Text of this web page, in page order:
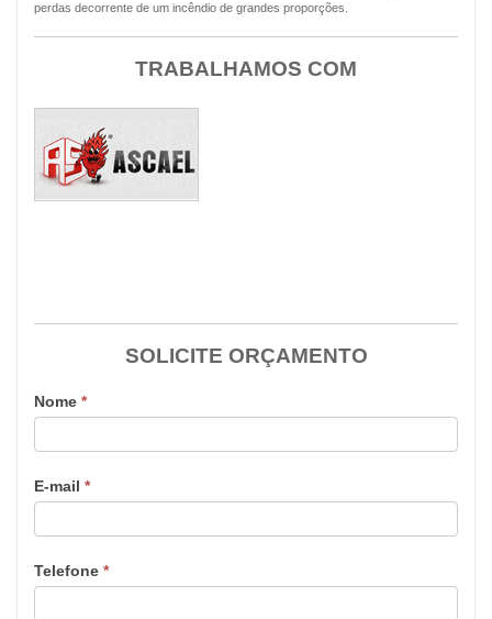
perdas decorrente de um incêndio de grandes proporções.
TRABALHAMOS COM
SOLICITE ORÇAMENTO
Nome *
E-mail *
Telefone *